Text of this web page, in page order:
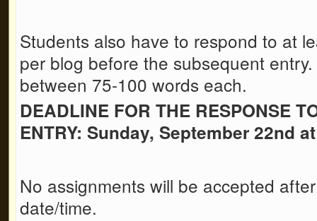
Students also have to respond to at
per blog before the subsequent
between 75-100 words each.
DEADLINE FOR THE RESPONSE
ENTRY: Sunday, September 22nd
No assignments will be accepted
date/time.